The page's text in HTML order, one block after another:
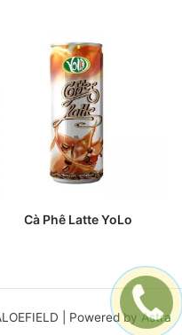
Cà Phê Latte YoLo
| Powered by Astra